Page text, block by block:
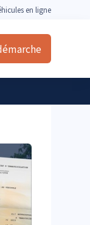
en ligne